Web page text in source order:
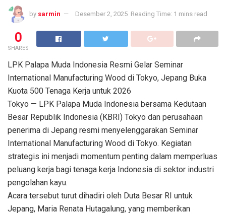
by sarmin Desember 2, 2025 Reading Time: 1 mins read
0
SHARES
LPK Palapa Muda Indonesia Resmi Gelar Seminar
International Manufacturing Wood di Tokyo, Jepang Buka
Kuota 500 Tenaga Kerja untuk 2026
Tokyo — LPK Palapa Muda Indonesia bersama Kedutaan
Besar Republik Indonesia (KBRI) Tokyo dan perusahaan
penerima di Jepang resmi menyelenggarakan Seminar
International Manufacturing Wood di Tokyo. Kegiatan
strategis ini menjadi momentum penting dalam memperluas
peluang kerja bagi tenaga kerja Indonesia di sektor industri
pengolahan kayu.
Acara tersebut turut dihadiri oleh Duta Besar RI untuk
Jepang, Maria Renata Hutagalung, yang memberikan